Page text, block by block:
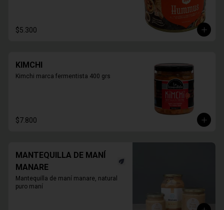
$5.300
KIMCHI
Kimchi marca fermentista 400 grs
$7.800
MANTEQUILLA DE MANÍ
MANARE
Mantequilla de maní manare, natural
puro maní